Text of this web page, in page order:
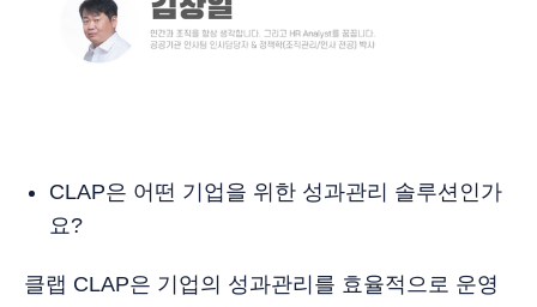
CLAP은 어떤 기업을 위한 성과관리 솔루션인가
요?
클랩 CLAP은 기업의 성과관리를 효율적으로 운영